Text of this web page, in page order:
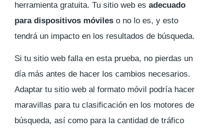
herramienta gratuita. Tu sitio web es adecuado
para dispositivos móviles o no lo es, y esto
tendrá un impacto en los resultados de búsqueda.
Si tu sitio web falla en esta prueba, no pierdas un
día más antes de hacer los cambios necesarios.
Adaptar tu sitio web al formato móvil podría hacer
maravillas para tu clasificación en los motores de
búsqueda, así como para la cantidad de tráfico